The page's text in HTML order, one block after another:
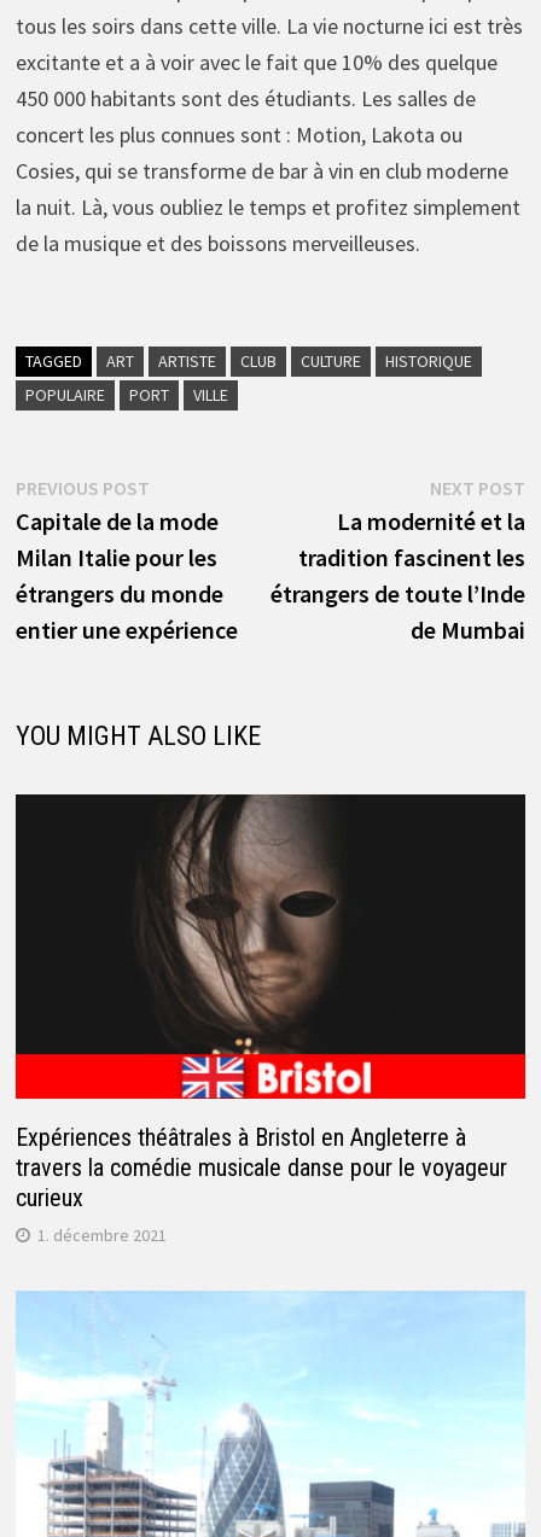
tous les soirs dans cette ville. La vie nocturne ici est très
excitante et a à voir avec le fait que 10% des quelque
450 000 habitants sont des étudiants. Les salles de
concert les plus connues sont : Motion, Lakota ou
Cosies, qui se transforme de bar à vin en club moderne
la nuit. Là, vous oubliez le temps et profitez simplement
de la musique et des boissons merveilleuses.
TAGGED ART ARTISTE CLUB CULTURE
HISTORIQUE
POPULAIRE
PORT VILLE
Navigation
de
l’article
PREVIOUS POSTPrevious
post:
Capitale de la mode
Milan Italie pour les
étrangers du monde
entier une expérience
NEXT POST
La modernité et la
tradition fascinent les
étrangers de toute l’Inde
de Mumbai
YOU MIGHT ALSO LIKE
Expériences théâtrales à Bristol en Angleterre à
travers la comédie musicale danse pour le voyageur
curieux
1. décembre 2021